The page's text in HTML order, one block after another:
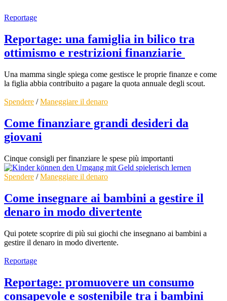
Reportage
Reportage: una famiglia in bilico tra
ottimismo e restrizioni finanziarie
Una mamma single spiega come gestisce le proprie finanze e come
la figlia abbia contribuito a pagare la quota annuale degli scout.
Spendere /Maneggiare il denaro
Come finanziare grandi desideri da
giovani
Cinque consigli per finanziare le spese più importanti
Spendere /Maneggiare il denaro
Come insegnare ai bambini a gestire il
denaro in modo divertente
Qui potete scoprire di più sui giochi che insegnano ai bambini a
gestire il denaro in modo divertente.
Reportage
Reportage: promuovere un consumo
consapevole e sostenibile tra i bambini